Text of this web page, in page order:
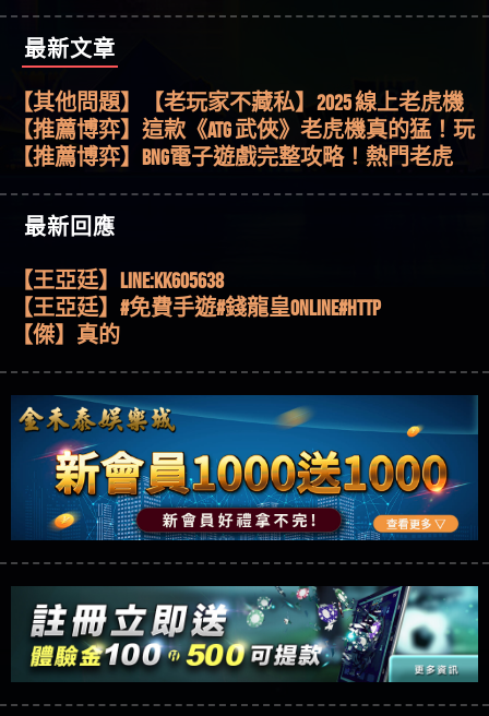
最新文章
【其他問題】用理性數據指路，開啟你的高回報
娛樂之旅
【其他問題】【老玩家不藏私】2025 線上老虎機
這樣挑！RTP、波動率和平台安全的全攻略！
【推薦博弈】這款《ATG 武俠》老虎機真的猛！玩
過才知道什麼叫超過3萬種中獎方式！
【推薦博弈】BNG電子遊戲完整攻略！熱門老虎
51,000倍數玩法攻略，輕鬆稱霸老虎機！
【其他問題】「拆解力智投資詐騙套路緊急追討
賴zg369」力智投資是不是詐騙 力智投資是真的嗎
力智投資是詐騙嗎 南部老翁還在癡迷力智投資高
回報獲利 請不要在匯款
【其他問題】 【遇天盛商行詐騙追回資金賴
zg369】天盛商行詐騙 天盛商行是不是詐騙 天盛商
行是真的嗎 天盛商行是詐騙嗎 被天盛商行詐騙一
招教你拿回
【其他問題】 受害者援助賴【zg369】退休老翁被
大戶e點靈詐騙痛不欲生 大戶e點靈是真的嗎 大戶e
點靈是不是詐騙 大戶e點靈是詐騙嗎 大戶e點靈無
法出金 （大戶e點靈）教你如何規避詐騙陷阱
【其他問題】 弘記投資詐騙持續收割國人中【免
費討回資金賴zg369】弘記投資是詐騙嗎 弘記投資
是不是詐騙 弘記投資是真的嗎 被弘記投資詐騙的
錢怎麼辦 本文教你如何拿回被騙資金
【其他問題】 被騙追回賴【zg369】KnTop利用新型
詐騙手法欺詐群眾 KnTop是真的嗎 KnTop是不是詐騙
KnTop是詐騙嗎 【KnTop】KnTop無法出金 被KnTop詐騙
的錢一招拿回
【其他問題】機台運算專案詐騙持續收割國人中
【免費討回資金賴zg369】機台運算專案是詐騙嗎
機台運算專案是不是詐騙 機台運算專案是真的嗎
被機台運算專案詐騙的錢怎麼辦 本文教你如何拿
回被騙資金
【其他問題】 Hoyabit詐騙持續收割國人中【免費
討回資金賴zg369】Hoyabit是詐騙嗎 Hoyabit是不是詐
騙 Hoyabit是真的嗎 被HoyabitHoyabit詐騙的錢怎麼辦
本文教你如何拿回被騙資金
【其他問題】KS.M多元化行銷詐騙持續收割國人
中【免費討回資金賴zg369】KS.M多元化行銷是詐
騙嗎 KS.M多元化行銷是不是詐騙 KS.M多元化行銷是
真的嗎 被KS.M多元化行銷詐騙的錢怎麼辦 本文教
你如何拿回被騙資金
【其他問題】免費追回賴「zg369」深度解析野原
家 Family & Love如何詐騙 野原家 Family & Love是不是詐
騙 野原家 Family & Love是真的嗎 野原家 Family & Love是
詐騙嗎 165多次通報野原家 Family & Love是詐騙平台
請遠離
【其他問題】元盈橋詐騙持續收割國人中【免費
討回資金賴zg369】元盈橋是詐騙嗎 元盈橋是不是
詐騙 元盈橋是真的嗎 被元盈橋詐騙的錢怎麼辦
本文教你如何拿回被騙資金
【其他問題】被騙追回賴【zg369】M.L.Edge利用新
型詐騙手法欺詐群眾 M.L.Edge是真的嗎 M.L.Edge是不
是詐騙 M.L.Edge是詐騙嗎 【M.L.Edge】M.L.Edge無法出
金 被M.L.Edge詐騙的錢一招拿回
【其他問題】 Robinhood詐騙持續收割國人中【免
費討回資金賴zg369】Robinhood是詐騙嗎 Robinhood是
不是詐騙 Robinhood是真的嗎 被Robinhood詐騙的錢怎
麼辦 本文教你如何拿回被騙資金
【其他問題】FLTO詐騙持續收割國人中【免費討回
資金賴zg369】FLTO是詐騙嗎 FLTO是不是詐騙 FLTO是
真的嗎 被FLTO詐騙的錢怎麼辦 本文教你如何拿回
被騙資金
【其他問題】 遇詐騙求救賴【zg369】八旬老翁被
ALYWS詐騙家破人亡 ALYWS是真的嗎 ALYWS是不是詐騙
ALYWS是詐騙嗎 （ALYWS）無法出金 請小心群組暗椿
【其他問題】 一招教你揭秘新型詐騙手法 （受害
者免費援助賴zg369）當當詐騙 當當是不是詐騙 當
當是真的嗎 當當是詐騙嗎 六旬老婦深信當當高獲
利回報被騙的家破人亡
【其他問題】用理性數據指路，開啟你的高回報
娛樂之旅
【其他問題】【老玩家不藏私】2025 線上老虎機
這樣挑！RTP、波動率和平台安全的全攻略！
【推薦博弈】這款《ATG 武俠》老虎機真的猛！玩
過才知道什麼叫超過3萬種中獎方式！
【推薦博弈】BNG電子遊戲完整攻略！熱門老虎
最新回應
【傑】推代理真的好相處
回答
【王亞廷】LINE:kK605638
【王亞廷】#免費手遊#錢龍皇ONLINE#http
【傑】真的
【Wei】讚
【沈樂慧】又是九州??爛死了黑網不要玩
【林伊依】爛死了拉贏錢直接鎖帳號可以去吃屎
【陳靜茹】推薦小畢，我也是小畢的會員～～
【黃家羭】推推
【AVA娛樂城】還會自己做假對話來毀謗欸哈哈哈
【黃伊珊】不推薦爛公司
【陳順堪】星匯娛樂城出金幾次後贏錢就不給出
金
【陳順堪】黑網出金幾次後贏了就不出金出
【玩運彩】
【asd】唬爛不出金黑網垃圾平台